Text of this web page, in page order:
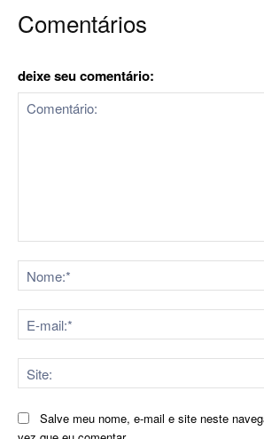
Comentários
deixe seu comentário:
Salve meu nome, e-mail e site neste